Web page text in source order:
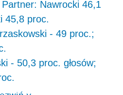
Nawrocki 46,1
45,8 proc.
- 49 proc.;
- 50,3 proc. głosów;